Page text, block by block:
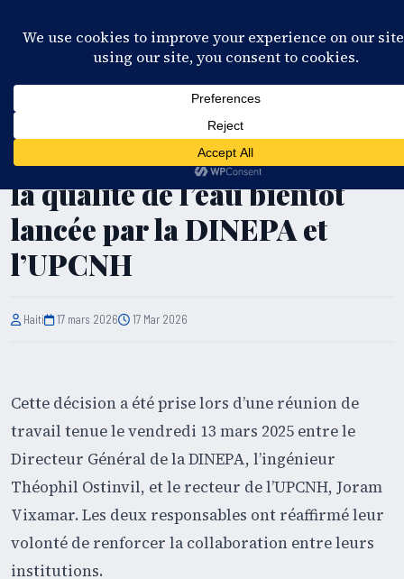
Cap-Haïtien : une étude sur
la qualité de l’eau bientôt
lancée par la DINEPA et
l’UPCNH
Haiti 17 mars 2026 17 Mar 2026
Cette décision a été prise lors d’une réunion de
travail tenue le vendredi 13 mars 2025 entre le
Directeur Général de la DINEPA, l’ingénieur
Théophil Ostinvil, et le recteur de l’UPCNH, Joram
Vixamar. Les deux responsables ont réaffirmé leur
volonté de renforcer la collaboration entre leurs
institutions.